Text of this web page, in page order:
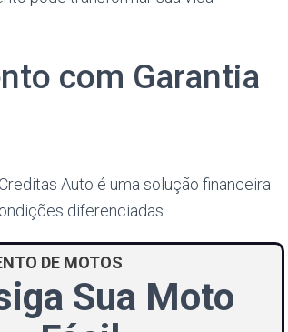
com Garantia
Auto é uma solução financeira
diferenciadas.
DE MOTOS
Sua Moto